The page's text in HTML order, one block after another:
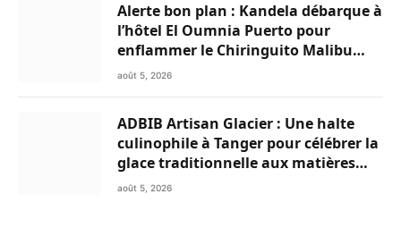
Alerte bon plan : Kandela débarque à
l’hôtel El Oumnia Puerto pour
enflammer le Chiringuito Malibu
Club
août 5, 2026
ADBIB Artisan Glacier : Une halte
culinophile à Tanger pour célébrer la
glace traditionnelle aux matières
premières de choix
août 5, 2026